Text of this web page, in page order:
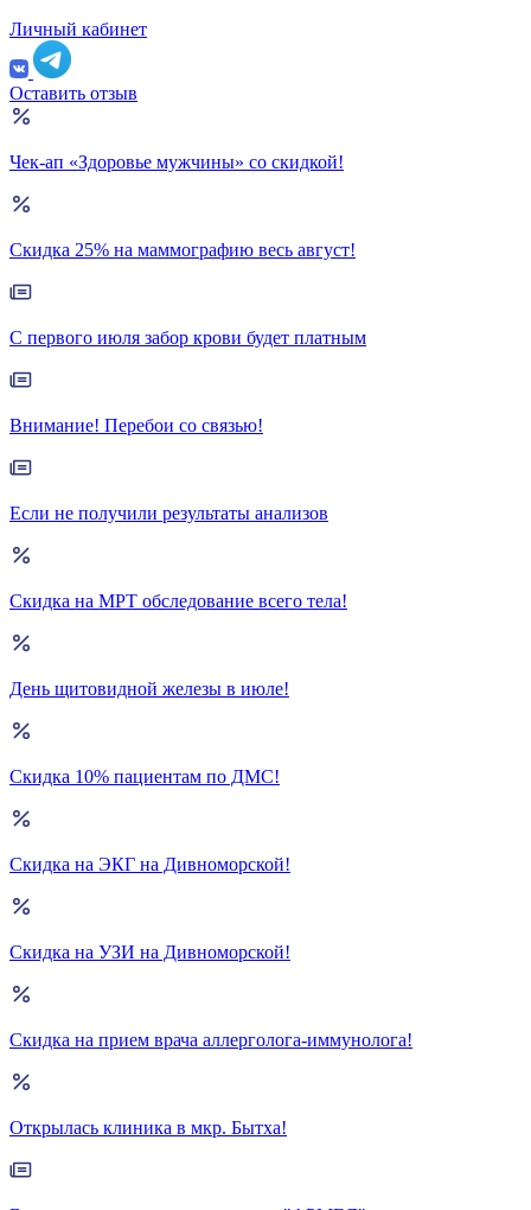
Личный кабинет
Оставить отзыв
Чек-ап «Здоровье мужчины» со скидкой!
Скидка 25% на маммографию весь август!
С первого июля забор крови будет платным
Внимание! Перебои со связью!
Если не получили результаты анализов
Скидка на МРТ обследование всего тела!
День щитовидной железы в июле!
Скидка 10% пациентам по ДМС!
Скидка на ЭКГ на Дивноморской!
Скидка на УЗИ на Дивноморской!
Скидка на прием врача аллерголога-иммунолога!
Открылась клиника в мкр. Бытха!